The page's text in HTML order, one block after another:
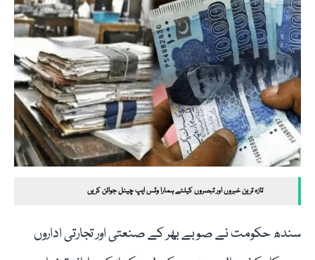
تازہ ترین خبروں اور تبصروں کیلئے ہمارا وٹس ایپ چینل جوائن کریں
سندھ حکومت نے صوبے بھر کے صنعتی اور تجارتی اداروں